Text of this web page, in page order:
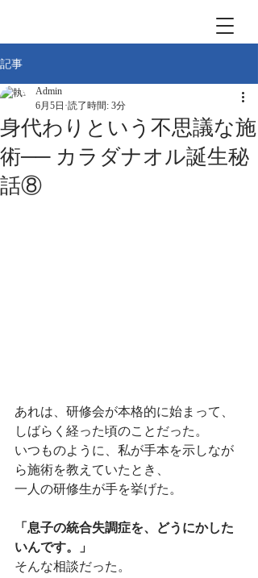
記事
身代わりという不思議な施
術── カラダナオル誕生秘
話⑧
Admin
6月5日 読了時間: 3分
あれは、研修会が本格的に始まって、
しばらく経った頃のことだった。
いつものように、私が手本を示しなが
ら施術を教えていたとき、
一人の研修生が手を挙げた。
「息子の統合失調症を、どうにかした
いんです。」
そんな相談だった。